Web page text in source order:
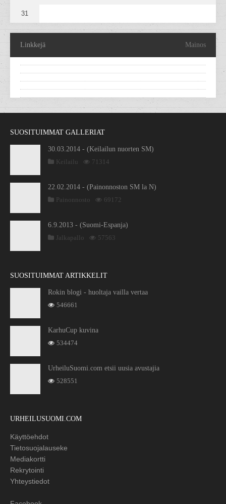
31
Linkkejä Mainos
SUOSITUIMMAT GALLERIAT
30.03.2014 - (Keilailun nuorten SM)
Keilailu
71314
22.02.2014 - (Painonnoston SM la N)
Painonnosto
69172
6.9.2013 - (Suomi-Espanja)
Jalkapallo
57563
SUOSITUIMMAT ARTIKKELIT
Rokin blogi - huoltaja vailla vertaa
546661
KarhuCup kuvina
534474
UrheiluSuomi.com etsii uusia avustajia
528551
URHEILUSUOMI.COM
Käyttöehdot
Tietosuojalauseke
Mediakortti
Rekrytointi
Yhteystiedot